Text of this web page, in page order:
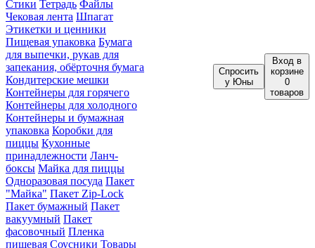
Стики Тетрадь Файлы
Чековая лента Шпагат
Этикетки и ценники
Пищевая упаковка Бумага
для выпечки, рукав для
запекания, обёрточня бумага
Кондитерские мешки
Контейнеры для горячего
Контейнеры для холодного
Контейнеры и бумажная
упаковка Коробки для
пиццы Кухонные
принадлежности Ланч-
боксы Майка для пиццы
Одноразовая посуда Пакет
"Майка" Пакет Zip-Lock
Пакет бумажный Пакет
вакуумный Пакет
фасовочный Пленка
пищевая Соусники Товары
Спросить
у Юны
Вход в
корзине
0
товаров